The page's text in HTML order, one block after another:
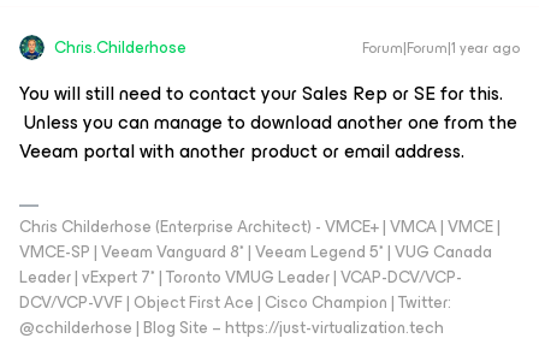
Chris.Childerhose Forum|Forum|1 year ago
You will still need to contact your Sales Rep or SE for this.
Unless you can manage to download another one from the
Veeam portal with another product or email address.
Chris Childerhose (Enterprise Architect) - VMCE+ | VMCA | VMCE |
VMCE-SP | Veeam Vanguard 8* | Veeam Legend 5* | VUG Canada
Leader | vExpert 7* | Toronto VMUG Leader | VCAP-DCV/VCP-
DCV/VCP-VVF | Object First Ace | Cisco Champion | Twitter:
@cchilderhose | Blog Site – https://just-virtualization.tech